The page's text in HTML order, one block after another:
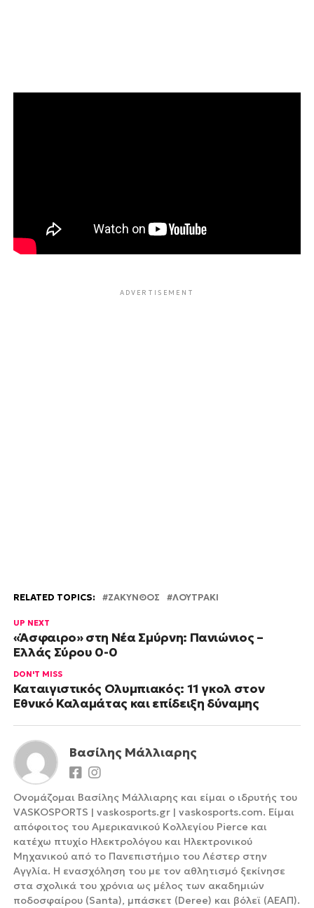
ADVERTISEMENT
RELATED TOPICS: ΖΑΚΥΝΘΟΣ ΛΟΥΤΡΑΚΙ
UP NEXT
«Άσφαιρο» στη Νέα Σμύρνη: Πανιώνιος –
Ελλάς Σύρου 0-0
DON'T MISS
Καταιγιστικός Ολυμπιακός: 11 γκολ στον
Εθνικό Καλαμάτας και επίδειξη δύναμης
Βασίλης Μάλλιαρης
Ονομάζομαι Βασίλης Μάλλιαρης και είμαι ο ιδρυτής του
VASKOSPORTS | vaskosports.gr | vaskosports.com. Είμαι
απόφοιτος του Αμερικανικού Κολλεγίου Pierce και
κατέχω πτυχίο Ηλεκτρολόγου και Ηλεκτρονικού
Μηχανικού από το Πανεπιστήμιο του Λέστερ στην
Αγγλία. Η ενασχόληση του με τον αθλητισμό ξεκίνησε
στα σχολικά του χρόνια ως μέλος των ακαδημιών
ποδοσφαίρου (Santa), μπάσκετ (Deree) και βόλεϊ (ΑΕΑΠ).